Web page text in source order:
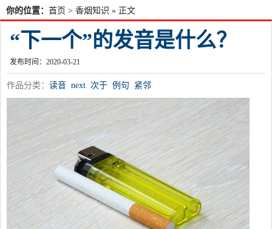
你的位置： 首页 > 香烟知识 » 正文
“下一个”的发音是什么？
发布时间：2020-03-21
作品分类： 读音 next 次于 例句 紧邻